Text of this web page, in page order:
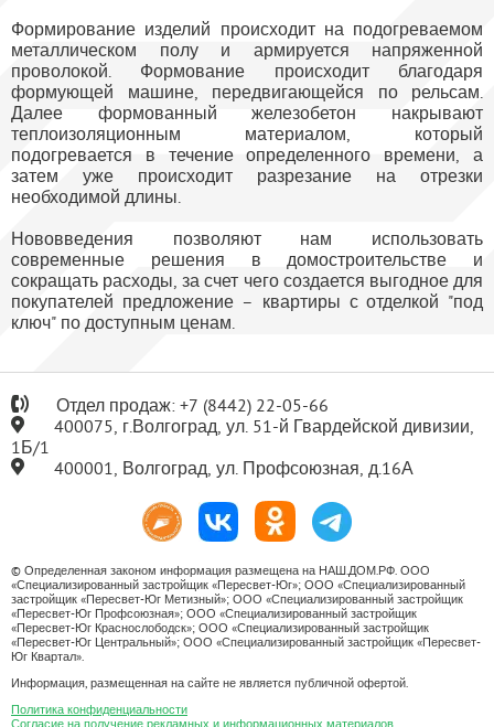
Формирование изделий происходит на подогреваемом
металлическом полу и армируется напряженной
проволокой. Формование происходит благодаря
формующей машине, передвигающейся по рельсам.
Далее формованный железобетон накрывают
теплоизоляционным материалом, который
подогревается в течение определенного времени, а
затем уже происходит разрезание на отрезки
необходимой длины.
Нововведения позволяют нам использовать
современные решения в домостроительстве и
сокращать расходы, за счет чего создается выгодное для
покупателей предложение – квартиры с отделкой "под
ключ" по доступным ценам.
Отдел продаж: +7 (8442) 22-05-66
400075, г.Волгоград, ул. 51-й Гвардейской дивизии,
1Б/1
400001, Волгоград, ул. Профсоюзная, д.16А
© Определенная законом информация размещена на НАШ.ДОМ.РФ. ООО
«Специализированный застройщик «Пересвет-Юг»; ООО «Специализированный
застройщик «Пересвет-Юг Метизный»; ООО «Специализированный застройщик
«Пересвет-Юг Профсоюзная»; ООО «Специализированный застройщик
«Пересвет-Юг Краснослободск»; ООО «Специализированный застройщик
«Пересвет-Юг Центральный»; ООО «Специализированный застройщик «Пересвет-
Юг Квартал».
Информация, размещенная на сайте не является публичной офертой.
Политика конфиденциальности
Согласие на получение рекламных и информационных материалов